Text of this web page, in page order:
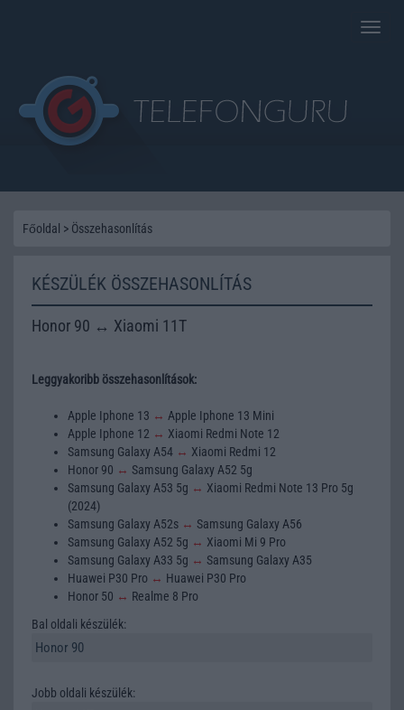
Toggle
Főoldal > Összehasonlítás
KÉSZÜLÉK ÖSSZEHASONLÍTÁS
Honor 90 ↔ Xiaomi 11T
Leggyakoribb összehasonlítások:
Apple Iphone 13 ↔ Apple Iphone 13 Mini
Apple Iphone 12 ↔ Xiaomi Redmi Note 12
Samsung Galaxy A54 ↔ Xiaomi Redmi 12
Honor 90 ↔ Samsung Galaxy A52 5g
Samsung Galaxy A53 5g ↔ Xiaomi Redmi Note 13 Pro 5g
(2024)
Samsung Galaxy A52s ↔ Samsung Galaxy A56
Samsung Galaxy A52 5g ↔ Xiaomi Mi 9 Pro
Samsung Galaxy A33 5g ↔ Samsung Galaxy A35
Huawei P30 Pro ↔ Huawei P30 Pro
Honor 50 ↔ Realme 8 Pro
Bal oldali készülék:
Jobb oldali készülék: